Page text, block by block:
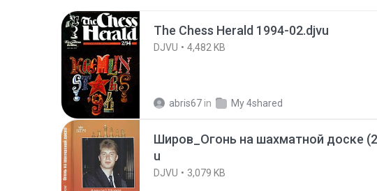
The Chess Herald 1994-02.djvu
DJVU 4,482 KB
abris67 in My 4shared
Широв_Огонь на шахматной доске
u
DJVU 3,079 KB